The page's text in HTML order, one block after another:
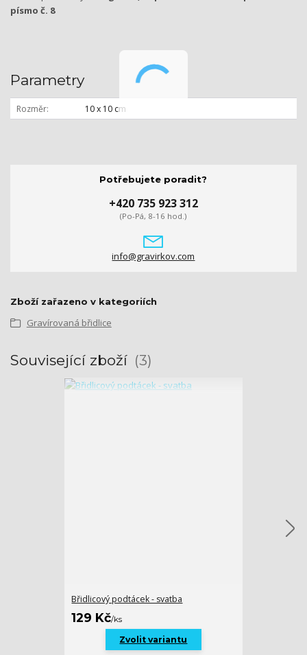
písmo č. 8
Parametry
Rozměr 10 x 10 cm
Potřebujete poradit?
+420 735 923 312
(Po-Pá, 8-16 hod.)
info@gravirkov.com
Zboží zařazeno v kategoriích
Gravírovaná břidlice
Související zboží 3
Břidlicový podtácek - svatba
129 Kč/ks
Zvolit variantu